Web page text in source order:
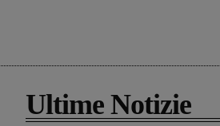
Ultime Notizie